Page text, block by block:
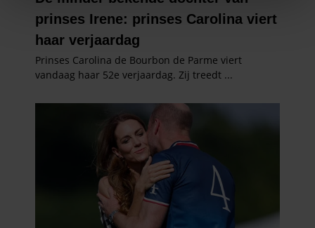
We gebruiken cookies om content en advertenties te
personaliseren, om functies voor social media te bieden
en om ons websiteverkeer te analyseren. Ook delen we
informatie over uw gebruik van onze site met onze
partners voor social media, adverteren en analyse. Deze
informatie die u aan ze heeft verstrekt of die ze hebben
verzameld op basis van uw gebruik van hun services. U
gaat akkoord met onze cookies als u onze website blijft